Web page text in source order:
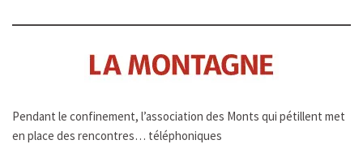
Pendant le confinement, l’association des Monts qui pétillent met
en place des rencontres… téléphoniques